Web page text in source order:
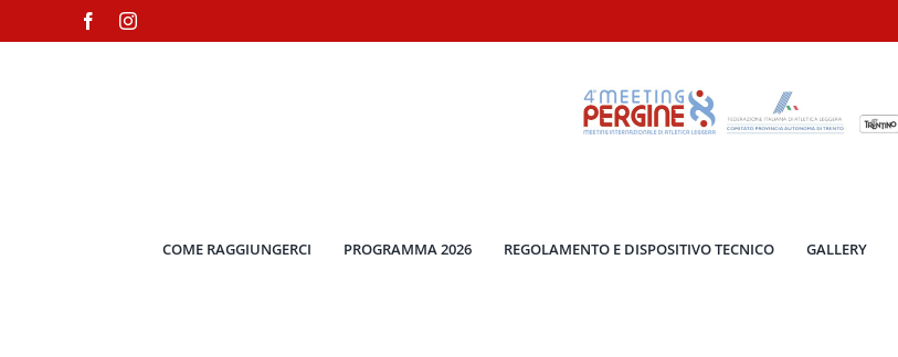
al
FacebookInstagram
COME RAGGIUNGERCI PROGRAMMA 2026 REGOLAMENTO E DISPOSITIVO TECNICO GALLERY